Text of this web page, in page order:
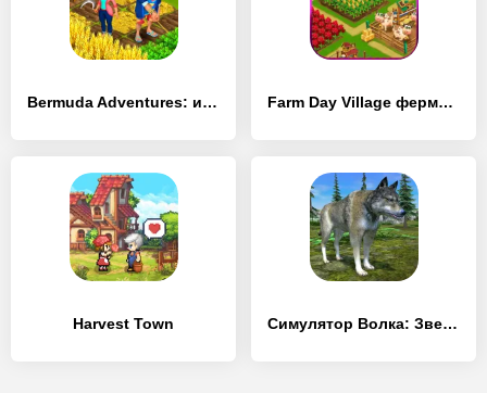
Bermuda Adventures: игра-ферма Farm Day Village фермер: Offline игры
Harvest Town Симулятор Волка: Звери Волки